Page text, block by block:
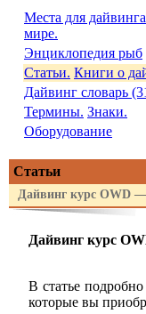
Места для
мире.
Энциклопедия рыб
Статьи. Книги о
Дайвинг словарь
Термины. Знаки.
Оборудование
Статьи
Дайвинг курс OWD —
Дайвинг курс
В статье
которые вы